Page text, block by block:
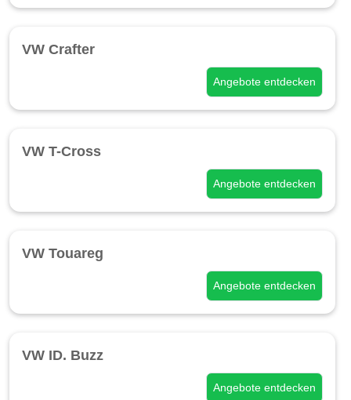
VW Crafter
Angebote entdecken
VW T-Cross
Angebote entdecken
VW Touareg
Angebote entdecken
VW ID. Buzz
Angebote entdecken